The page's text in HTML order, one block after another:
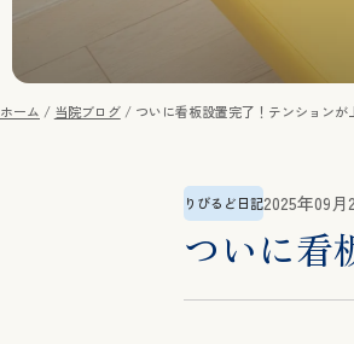
ホーム 当院ブログ ついに看板設置完了！テンションが
りびるど日記2025年09月
ついに看